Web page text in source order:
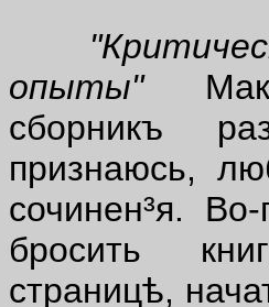
опыты"
сборникъ
признаюсь,
сочинен³я.
бросить
страницѣ,